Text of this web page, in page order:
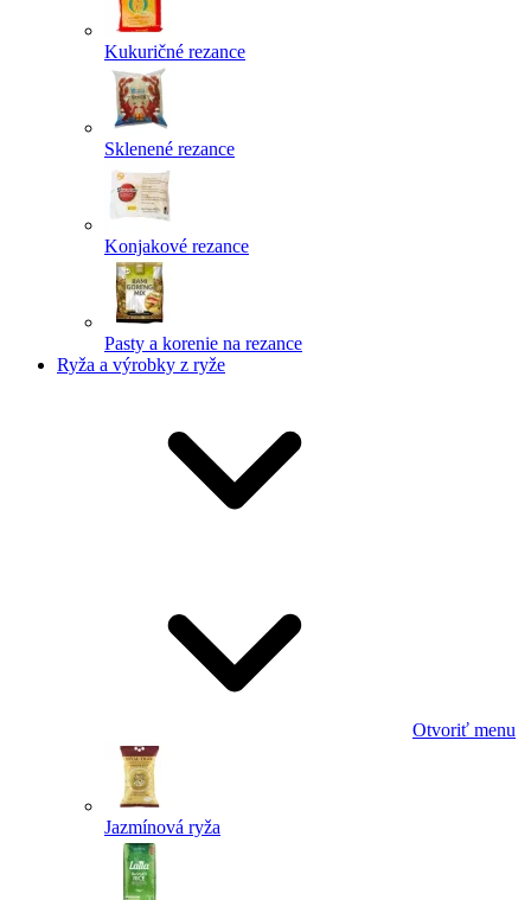
Kukuričné rezance
Sklenené rezance
Konjakové rezance
Pasty a korenie na rezance
Ryža a výrobky z ryže
Otvoriť menu
Jazmínová ryža